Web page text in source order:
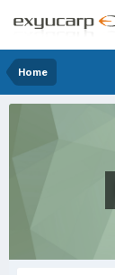
Home